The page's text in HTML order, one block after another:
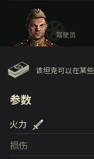
驾驶员
该坦克可以在某
参数
火力
损伤